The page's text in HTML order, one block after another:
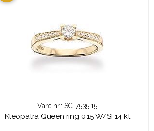
Vare nr.: SC-7535,15
Kleopatra Queen ring 0,15 W/SI 14 kt